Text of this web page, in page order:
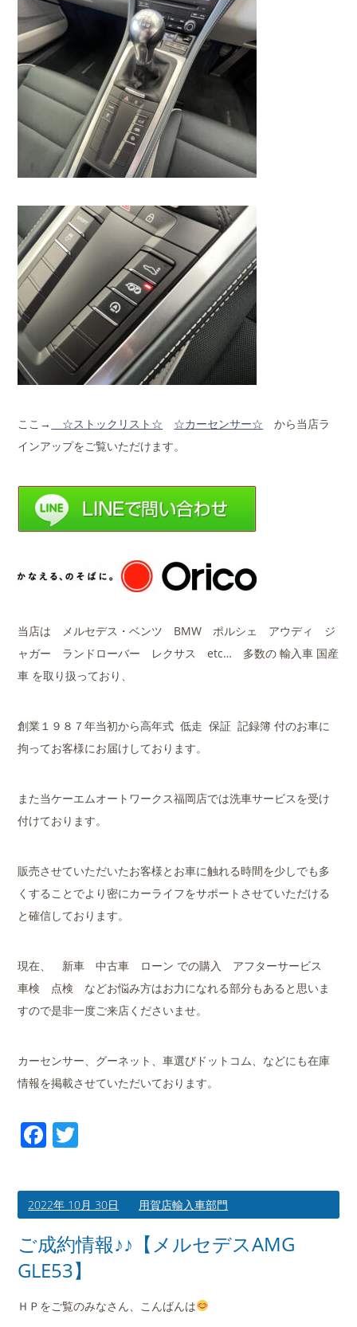
ここ→ ☆ストックリスト☆ ☆カーセンサー☆ から当店ラ
インアップをご覧いただけます。
当店は メルセデス・ベンツ BMW ポルシェ アウディ ジ
ャガー ランドローバー レクサス etc… 多数の 輸入車 国産
車 を取り扱っており、
創業１９８７年当初から高年式 低走 保証 記録簿 付のお車に
拘ってお客様にお届けしております。
また当ケーエムオートワークス福岡店では洗車サービスを受け
付けております。
販売させていただいたお客様とお車に触れる時間を少しでも多
くすることでより密にカーライフをサポートさせていただける
と確信しております。
現在、 新車 中古車 ローン での購入 アフターサービス
車検 点検 などお悩み方はお力になれる部分もあると思いま
すので是非一度ご来店くださいませ。
カーセンサー、グーネット、車選びドットコム、などにも在庫
情報を掲載させていただいております。
Facebook
2022年 10月 30日 用賀店輸入車部門
ご成約情報♪♪【メルセデスAMG
GLE53】
ＨＰをご覧のみなさん、こんばんは